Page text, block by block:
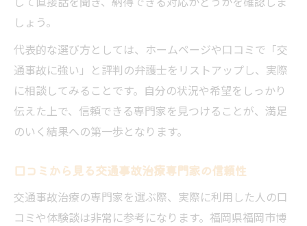
しょう。
代表的な選び方としては、ホームページや口コミで「交
通事故に強い」と評判の弁護士をリストアップし、実際
に相談してみることです。自分の状況や希望をしっかり
伝えた上で、信頼できる専門家を見つけることが、満足
のいく結果への第一歩となります。
口コミから見る交通事故治療専門家の信頼性
交通事故治療の専門家を選ぶ際、実際に利用した人の口
コミや体験談は非常に参考になります。福岡県福岡市博